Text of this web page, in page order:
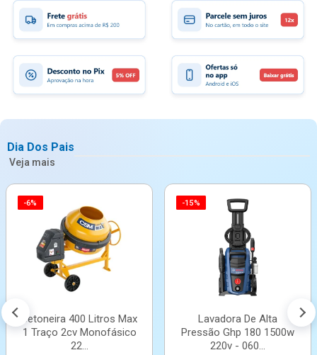
Dia Dos Pais
Veja mais
-6%
Betoneira 400 Litros Max
1 Traço 2cv Monofásico
22...
-15%
Lavadora De Alta
Pressão Ghp 180 1500w
220v - 060...